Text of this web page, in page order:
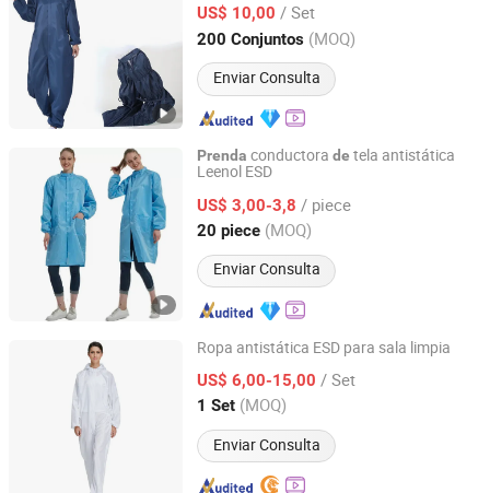
US$ 10,00 / Set
200 Conjuntos (MOQ)
Enviar Consulta
Jiangsu, China Desde 2019
Prenda conductora de tela antistática
Leenol ESD
US$ 3,00-3,8 / piece
20 piece (MOQ)
Enviar Consulta
Shanghai Leenol Industrial Co., Ltd.
Shanghai, China Desde 2018
Ropa antistática ESD para sala limpia
US$ 6,00-15,00 / Set
1 Set (MOQ)
Enviar Consulta
Ergas Technology Co., Ltd.
Guangdong, China Desde 2016